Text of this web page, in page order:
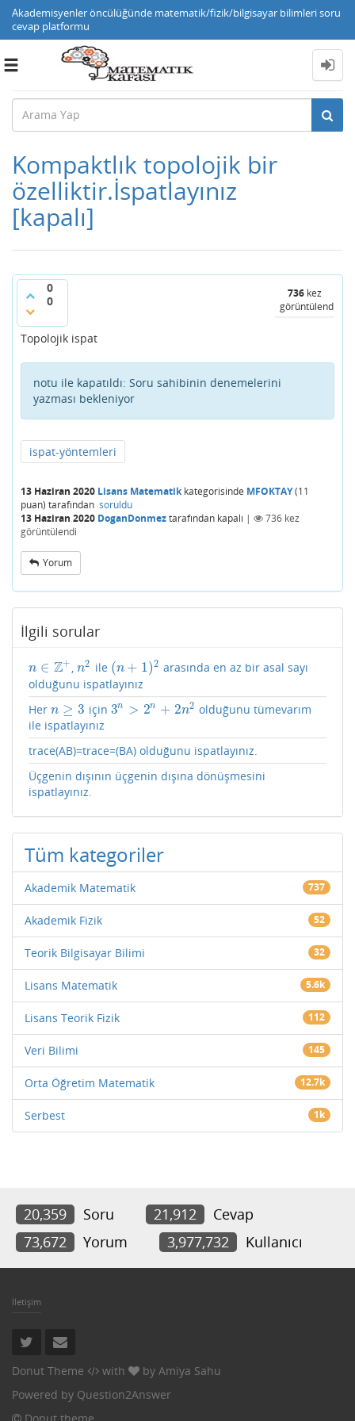
Akademisyenler öncülüğünde matematik/fizik/bilgisayar bilimleri soru
cevap platformu
Toggle
Kompaktlık topolojik bir
özelliktir.İspatlayınız
[kapalı]
0
0
736 kez
görüntülendi
Topolojik ispat
notu ile kapatıldı: Soru sahibinin denemelerini
yazması bekleniyor
ispat-yöntemleri
13 Haziran 2020 Lisans Matematikkategorisinde MFOKTAY(11
puan) tarafından soruldu
13 Haziran 2020 DoganDonmeztarafından kapalı | 736 kez
görüntülendi
Yorum
İlgili sorular
n ∈ Z+
n∈Z + ,n2
n2 ile (n + 1)2
(n+ 1)2
arasında en az bir asal sayı
olduğunu ispatlayınız
Her n ≥ 3
n≥3 için 3n > 2n + 2n2
3n >2n +2 n2
olduğunu tümevarım
ile ispatlayınız
trace(AB)=trace=(BA) olduğunu ispatlayınız.
Üçgenin dışının üçgenin dışına dönüşmesini
ispatlayınız.
Tüm kategoriler
Akademik Matematik 737
Akademik Fizik 52
Teorik Bilgisayar Bilimi 32
Lisans Matematik 5.6k
Lisans Teorik Fizik 112
Veri Bilimi 145
Orta Öğretim Matematik 12.7k
Serbest 1k
20,359 Soru 21,912
Cevap
73,672
Yorum 3,977,732 Kullanıcı
İletişim
Donut Theme with by Amiya Sahu
Powered by Question2Answer